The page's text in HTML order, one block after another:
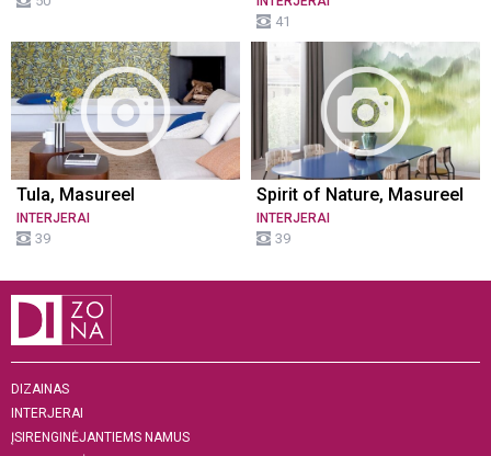
41
Tula, Masureel
INTERJERAI
39
Spirit of Nature, Masureel
INTERJERAI
39
DIZAINAS
INTERJERAI
ĮSIRENGINĖJANTIEMS NAMUS